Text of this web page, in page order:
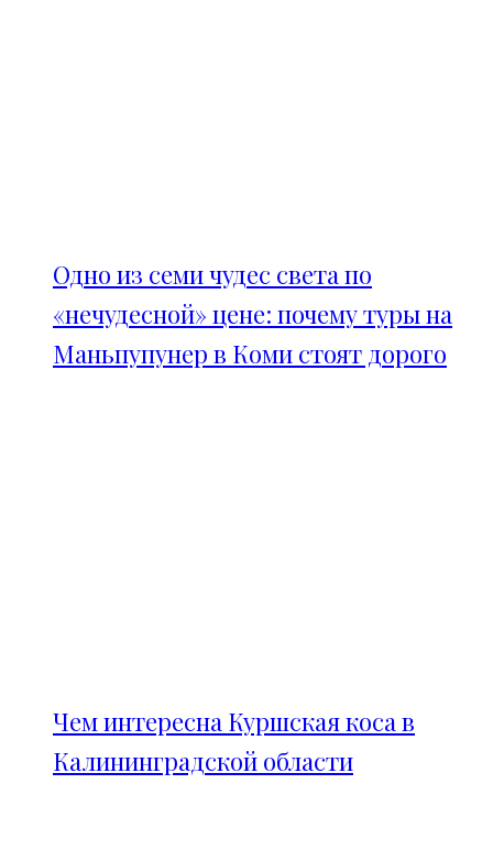
Одно из семи чудес света по
«нечудесной» цене: почему туры на
Маньпупунер в Коми стоят дорого
Чем интересна Куршская коса в
Калининградской области